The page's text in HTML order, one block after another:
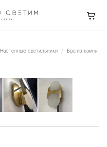
Настенные светильники Бра из камня и